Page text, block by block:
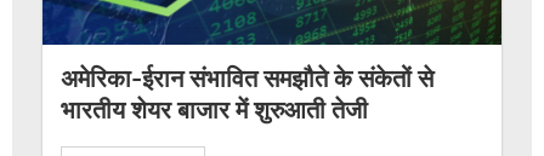
अमेरिका-ईरान संभावित समझौते के संकेतों से
भारतीय शेयर बाजार में शुरुआती तेजी